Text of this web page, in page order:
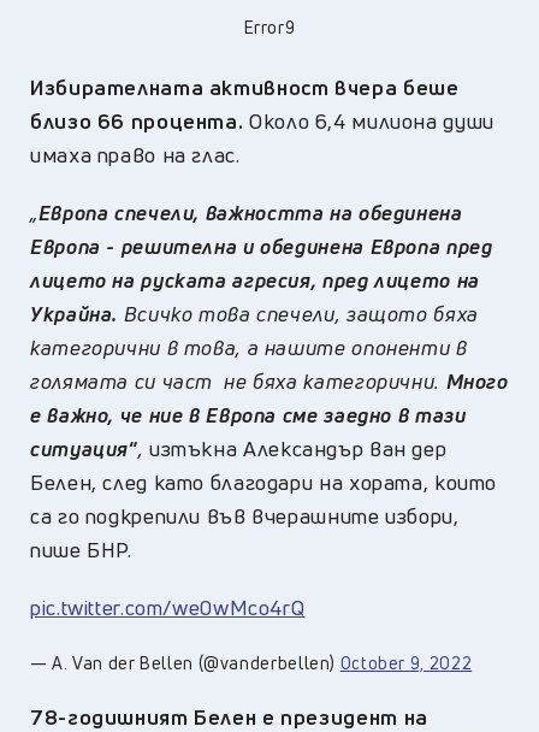
Error9
Избирателната активност вчера беше
близо 66 процента. Около 6,4 милиона души
имаха право на глас.
„Европа спечели, важността на обединена
Европа - решителна и обединена Европа пред
лицето на руската агресия, пред лицето на
Украйна. Всичко това спечели, защото бяха
категорични в това, а нашите опоненти в
голямата си част не бяха категорични. Много
е важно, че ние в Европа сме заедно в тази
ситуация“, изтъкна Александър ван дер
Белен, след като благодари на хората, които
са го подкрепили във вчерашните избори,
пише БНР.
pic.twitter.com/we0wMco4rQ
— A. Van der Bellen (@vanderbellen) October 9, 2022
78-годишният Белен е президент на